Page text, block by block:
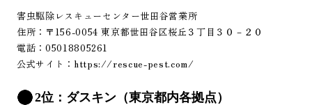
害虫駆除レスキューセンター世田谷営業所
住所：〒156-0054 東京都世田谷区桜丘３丁目３０－２０
電話：05018805261
公式サイト： https://rescue-pest.com/
2位：ダスキン（東京都内各拠点）